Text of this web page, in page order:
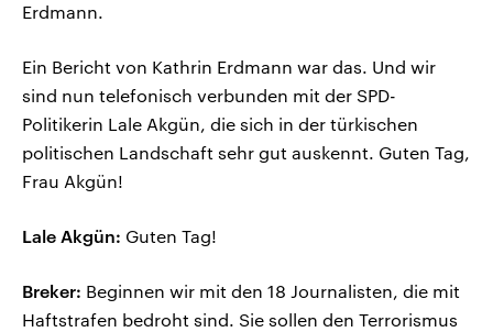
Erdmann.
Ein Bericht von Kathrin Erdmann war das. Und wir
sind nun telefonisch verbunden mit der SPD-
Politikerin Lale Akgün, die sich in der türkischen
politischen Landschaft sehr gut auskennt. Guten Tag,
Frau Akgün!
Lale Akgün: Guten Tag!
Breker: Beginnen wir mit den 18 Journalisten, die mit
Haftstrafen bedroht sind. Sie sollen den Terrorismus